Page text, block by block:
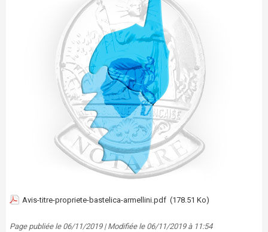
Avis-titre-propriete-bastelica-armellini.pdf (178.51 Ko)
Page publiée le 06/11/2019 | Modifiée le 06/11/2019 à 11:54